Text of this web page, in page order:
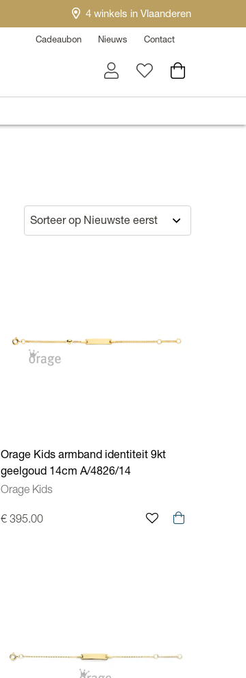
4 winkels in Vlaanderen
Cadeaubon Nieuws Contact
Orage Kids armband identiteit 9kt
geelgoud 14cm A/4826/14
Orage Kids
€ 395.00